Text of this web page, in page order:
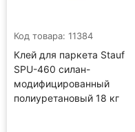
Код товара: 11384
Клей для паркета Stauf
SPU-460 силан-
модифицированный
полиуретановый 18 кг